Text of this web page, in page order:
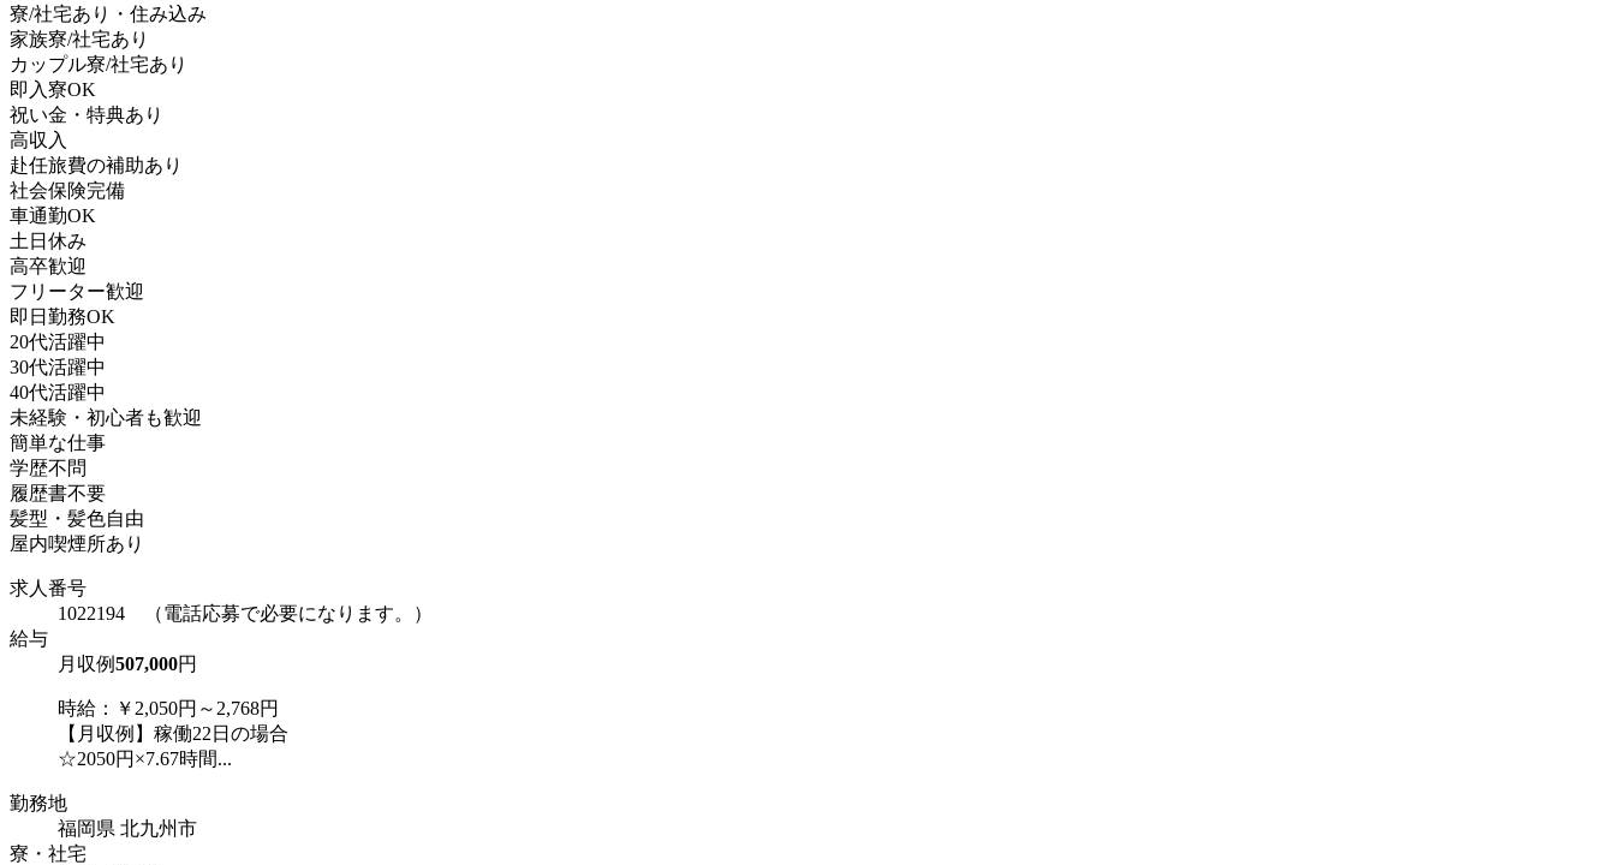
寮/社宅あり・住み込み
家族寮/社宅あり
カップル寮/社宅あり
即入寮OK
祝い金・特典あり
高収入
赴任旅費の補助あり
社会保険完備
車通勤OK
土日休み
高卒歓迎
フリーター歓迎
即日勤務OK
20代活躍中
30代活躍中
40代活躍中
未経験・初心者も歓迎
簡単な仕事
学歴不問
履歴書不要
髪型・髪色自由
屋内喫煙所あり
求人番号
1022194 （電話応募で必要になります。）
給与
月収例507,000円
時給：￥2,050円～2,768円
【月収例】稼働22日の場合
☆2050円×7.67時間...
勤務地
福岡県 北九州市
寮・社宅